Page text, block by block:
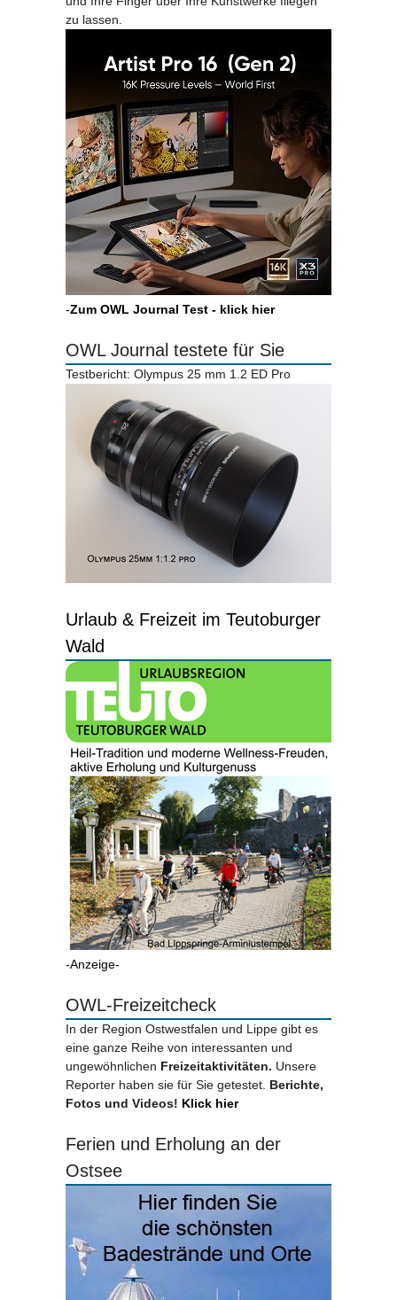
zu lassen.
-Zum OWL Journal Test - klick hier
OWL Journal testete für Sie
Testbericht: Olympus 25 mm 1.2 ED Pro
Urlaub & Freizeit im Teutoburger
Wald
-Anzeige-
OWL-Freizeitcheck
In der Region Ostwestfalen und Lippe gibt es
eine ganze Reihe von interessanten und
ungewöhnlichen Freizeitaktivitäten. Unsere
Reporter haben sie für Sie getestet. Berichte,
Fotos und Videos! Klick hier
Ferien und Erholung an der
Ostsee